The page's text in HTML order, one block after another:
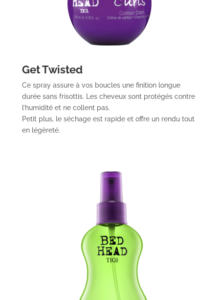
Get Twisted
Ce spray assure à vos boucles une finition longue
durée sans frisottis. Les cheveux sont protégés contre
l’humidité et ne collent pas.
Petit plus, le séchage est rapide et offre un rendu tout
en légèreté.